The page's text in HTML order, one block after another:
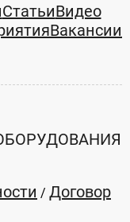
СтатьиВидео
Вакансии
/ Договор